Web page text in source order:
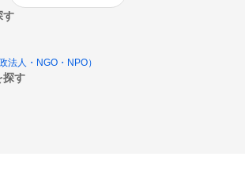
す
法人・NGO・NPO）
探す